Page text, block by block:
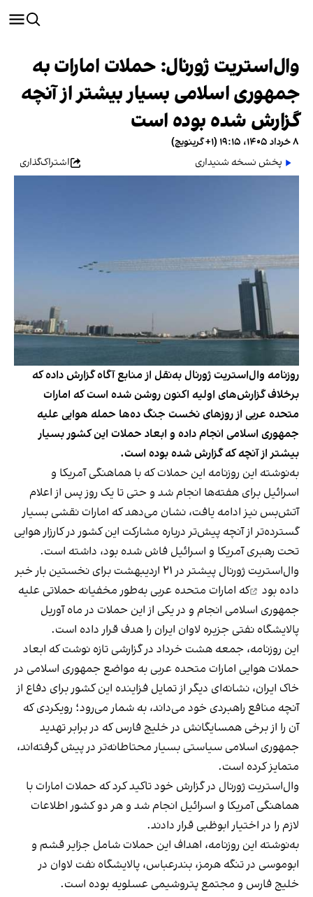
وال‌استریت ژورنال: حملات امارات به
جمهوری اسلامی بسیار بیشتر از آنچه
گزارش شده بوده است
۸ خرداد ۱۴۰۵، ۱۹:۱۵ (‎+۱ گرینویچ)
پخش نسخه شنیداری
اشتراک‌گذاری
روزنامه وال‌استریت ژورنال به‌نقل از منابع آگاه گزارش داده که
برخلاف گزارش‌های اولیه اکنون روشن شده است که امارات
متحده عربی از روزهای نخست جنگ ده‌ها حمله هوایی علیه
جمهوری اسلامی انجام داده و ابعاد حملات این کشور بسیار
بیشتر از آنچه که گزارش شده بوده است.
به‌نوشته این روزنامه این حملات که با هماهنگی آمریکا و
اسرائیل برای هفته‌ها انجام شد و حتی تا یک روز پس از اعلام
آتش‌بس نیز ادامه یافت، نشان می‌دهد که امارات نقشی بسیار
گسترده‌تر از آنچه پیش‌تر درباره مشارکت این کشور در کارزار هوایی
تحت رهبری آمریکا و اسرائیل فاش شده بود، داشته است.
وال‌استریت ژورنال پیشتر در ۲۱ اردیبهشت برای نخستین بار
خبر
داده بود
که امارات متحده عربی به‌طور مخفیانه حملاتی علیه
جمهوری اسلامی انجام و در یکی از این حملات در ماه آوریل
پالایشگاه نفتی جزیره لاوان ایران را هدف قرار داده است.
این روزنامه، جمعه هشت خرداد در گزارشی تازه نوشت که ابعاد
حملات هوایی امارات متحده عربی به مواضع جمهوری اسلامی در
خاک ایران، نشانه‌ای دیگر از تمایل فزاینده این کشور برای دفاع از
آنچه منافع راهبردی خود می‌داند، به شمار می‌رود؛ رویکردی که
آن را از برخی همسایگانش در خلیج فارس که در برابر تهدید
جمهوری اسلامی سیاستی بسیار محتاطانه‌تر در پیش گرفته‌اند،
متمایز کرده است.
وال‌استریت ژورنال در گزارش خود تاکید کرد که حملات امارات با
هماهنگی آمریکا و اسرائیل انجام شد و هر دو کشور اطلاعات
لازم را در اختیار ابوظبی قرار دادند.
به‌نوشته این روزنامه، اهداف این حملات شامل جزایر قشم و
ابوموسی در تنگه هرمز، بندرعباس، پالایشگاه نفت لاوان در
خلیج فارس و مجتمع پتروشیمی عسلویه بوده است.